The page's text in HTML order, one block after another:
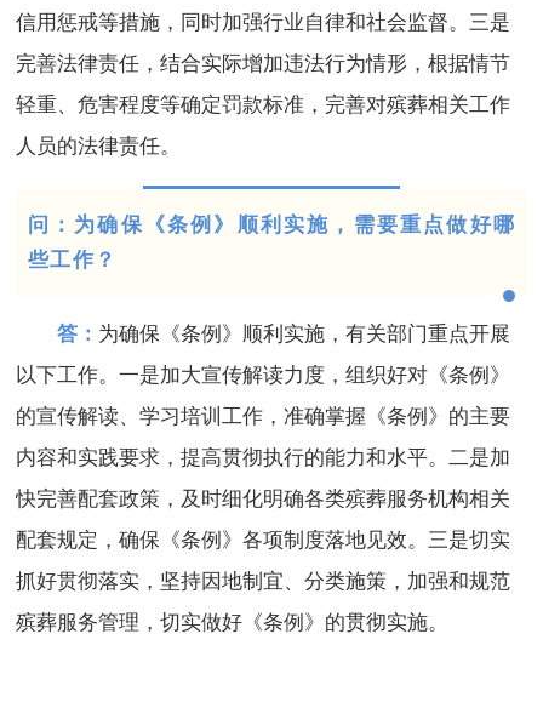
信用惩戒等措施，同时加强行业自律和社会监督。三是
完善法律责任，结合实际增加违法行为情形，根据情节
轻重、危害程度等确定罚款标准，完善对殡葬相关工作
人员的法律责任。
问：为确保《条例》顺利实施，需要重点做好哪
些工作？
答： 为确保《条例》顺利实施，有关部门重点开展
以下工作。一是加大宣传解读力度，组织好对《条例》
的宣传解读、学习培训工作，准确掌握《条例》的主要
内容和实践要求，提高贯彻执行的能力和水平。二是加
快完善配套政策，及时细化明确各类殡葬服务机构相关
配套规定，确保《条例》各项制度落地见效。三是切实
抓好贯彻落实，坚持因地制宜、分类施策，加强和规范
殡葬服务管理，切实做好《条例》的贯彻实施。